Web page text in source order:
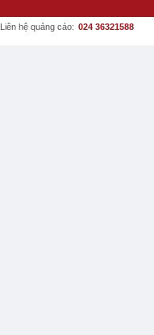
Liên hệ quảng cáo: 024 36321588